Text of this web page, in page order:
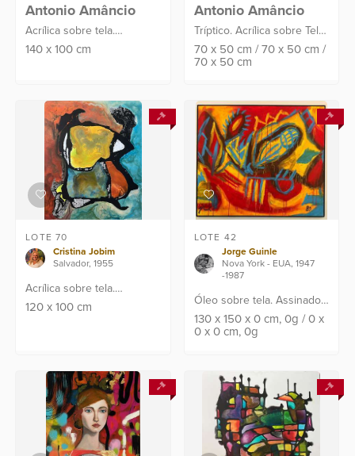
Antonio Amâncio
Acrílica sobre tela.
Assinado C.I.E. Intitulado,
140x 100cm
Antonio Amâncio
Tríptico. Acrílica sobre Tela.
Assinado e datado
no verso: 2023.
70 x50 cm /70 x50 cm /
70 x50 cm
LOTE 70
Cristina Jobim
Salvador, 1955
Acrílica sobre tela.
Assinado, localizado e
Artista n...
120x 100cm
LOTE 42
Jorge Guinle
Nova York - EUA, 1947
-1987
Óleo sobre tela. Assinado
CIE, datado 1980. Assinado
e datado no verso. Com
130 x150 x0 cm, 0g /0 x
0 x0 cm, 0g